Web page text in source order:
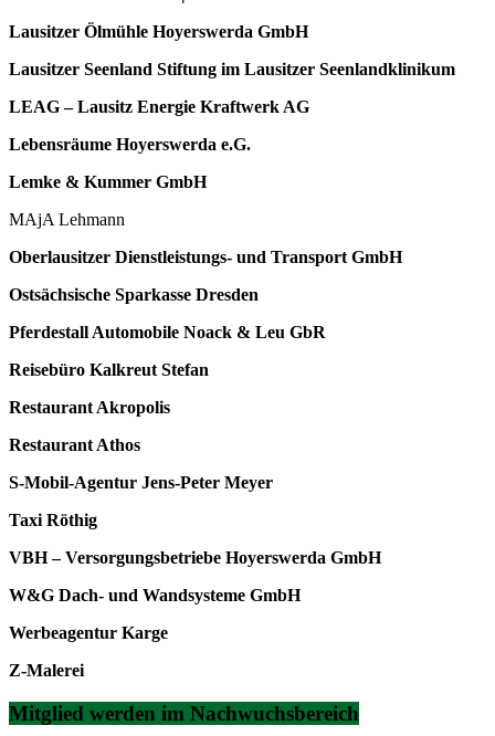
Lausitzer Ölmühle Hoyerswerda GmbH
Lausitzer Seenland Stiftung im Lausitzer Seenlandklinikum
LEAG – Lausitz Energie Kraftwerk AG
Lebensräume Hoyerswerda e.G.
Lemke & Kummer GmbH
MAjA Lehmann
Oberlausitzer Dienstleistungs- und Transport GmbH
Ostsächsische Sparkasse Dresden
Pferdestall Automobile Noack & Leu GbR
Reisebüro Kalkreut Stefan
Restaurant Akropolis
Restaurant Athos
S-Mobil-Agentur Jens-Peter Meyer
Taxi Röthig
VBH – Versorgungsbetriebe Hoyerswerda GmbH
W&G Dach- und Wandsysteme GmbH
Werbeagentur Karge
Z-Malerei
Mitglied werden im Nachwuchsbereich